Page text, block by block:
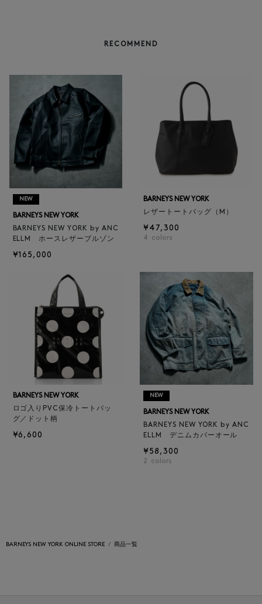
RECOMMEND
NEW
BARNEYS NEW YORK
BARNEYS NEW YORK by ANC
ELLM ホースレザーブルゾン
¥165,000
BARNEYS NEW YORK
レザートートバッグ（M）
¥47,300
4 colors
BARNEYS NEW YORK
ロゴ入りPVC保冷トートバッ
グ／ドット柄
¥6,600
NEW
BARNEYS NEW YORK
BARNEYS NEW YORK by ANC
ELLM デニムカバーオール
¥58,300
2 colors
BARNEYS NEW YORK ONLINE STORE 商品一覧